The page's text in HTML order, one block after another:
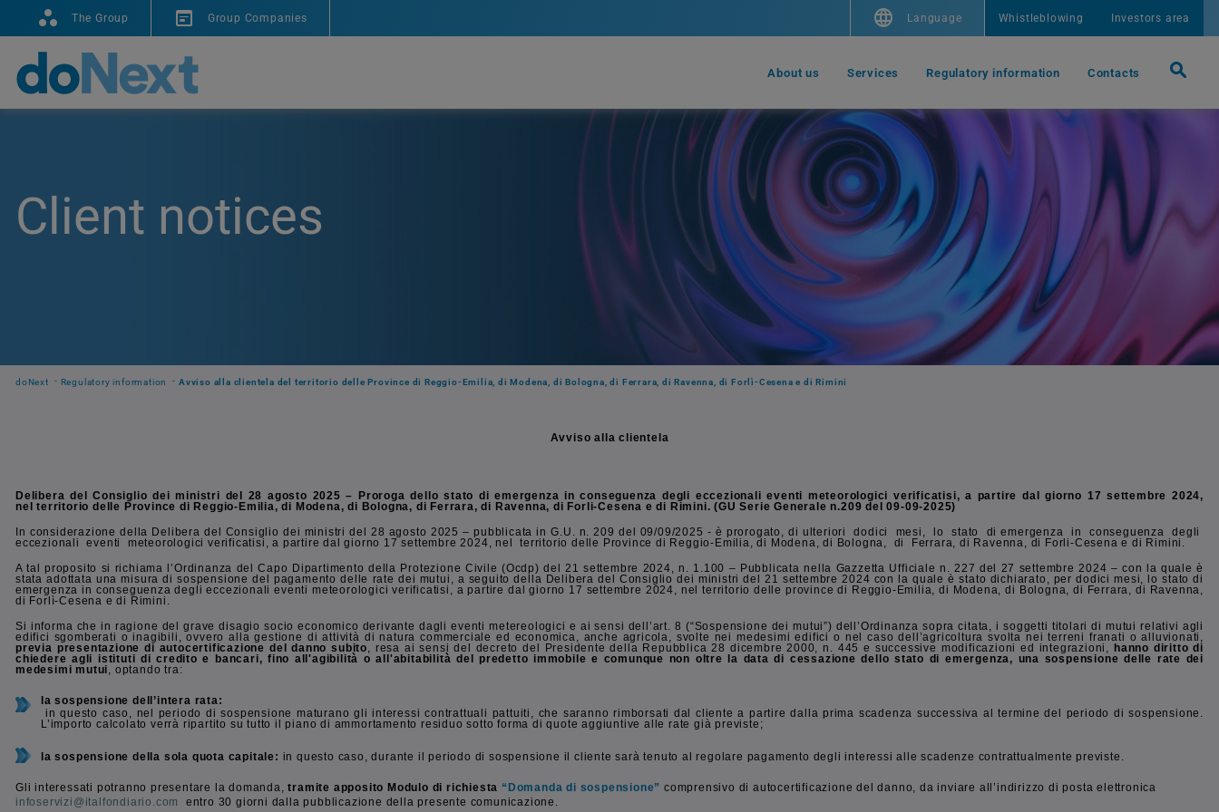
The Group Group Companies Language Whistleblowing Investors area
About us Services Regulatory information Contacts
Client notices
doNext Regulatory information Avviso alla clientela del territorio delle Province di Reggio-Emilia, di Modena, di Bologna, di Ferrara, di Ravenna, di Forlì-Cesena e di Rimini
Avviso alla clientela
Delibera del Consiglio dei ministri del 28 agosto 2025 – Proroga dello stato di emergenza in conseguenza degli eccezionali eventi meteorologici verificatisi, a partire dal giorno 17 settembre 2024,
nel territorio delle Province di Reggio-Emilia, di Modena, di Bologna, di Ferrara, di Ravenna, di Forli-Cesena e di Rimini. (GU Serie Generale n.209 del 09-09-2025)
In considerazione della Delibera del Consiglio dei ministri del 28 agosto 2025 – pubblicata in G.U. n. 209 del 09/09/2025 - è prorogato, di ulteriori dodici mesi, lo stato di emergenza in conseguenza degli
eccezionali eventi meteorologici verificatisi, a partire dal giorno 17 settembre 2024, nel territorio delle Province di Reggio-Emilia, di Modena, di Bologna, di Ferrara, di Ravenna, di Forli-Cesena e di Rimini.
A tal proposito si richiama l’Ordinanza del Capo Dipartimento della Protezione Civile (Ocdp) del 21 settembre 2024, n. 1.100 – Pubblicata nella Gazzetta Ufficiale n. 227 del 27 settembre 2024 – con la quale è
stata adottata una misura di sospensione del pagamento delle rate dei mutui, a seguito della Delibera del Consiglio dei ministri del 21 settembre 2024 con la quale è stato dichiarato, per dodici mesi, lo stato di
emergenza in conseguenza degli eccezionali eventi meteorologici verificatisi, a partire dal giorno 17 settembre 2024, nel territorio delle province di Reggio-Emilia, di Modena, di Bologna, di Ferrara, di Ravenna,
di Forlì-Cesena e di Rimini.
Si informa che in ragione del grave disagio socio economico derivante dagli eventi metereologici e ai sensi dell’art. 8 (“Sospensione dei mutui”) dell’Ordinanza sopra citata, i soggetti titolari di mutui relativi agli
edifici sgomberati o inagibili, ovvero alla gestione di attività di natura commerciale ed economica, anche agricola, svolte nei medesimi edifici o nel caso dell’agricoltura svolta nei terreni franati o alluvionati,
previa presentazione di autocertificazione del danno subito, resa ai sensi del decreto del Presidente della Repubblica 28 dicembre 2000, n. 445 e successive modificazioni ed integrazioni, hanno diritto di
chiedere agli istituti di credito e bancari, fino all'agibilità o all'abitabilità del predetto immobile e comunque non oltre la data di cessazione dello stato di emergenza, una sospensione delle rate dei
medesimi mutui, optando tra:
la sospensione dell’intera rata:
in questo caso, nel periodo di sospensione maturano gli interessi contrattuali pattuiti, che saranno rimborsati dal cliente a partire dalla prima scadenza successiva al termine del periodo di sospensione.
L’importo calcolato verrà ripartito su tutto il piano di ammortamento residuo sotto forma di quote aggiuntive alle rate già previste;
la sospensione della sola quota capitale: in questo caso, durante il periodo di sospensione il cliente sarà tenuto al regolare pagamento degli interessi alle scadenze contrattualmente previste.
Gli interessati potranno presentare la domanda,tramite apposito Modulo di richiesta “Domanda di sospensione” comprensivo di autocertificazione del danno, da inviare all’indirizzo di posta elettronica
infoservizi@italfondiario.com
entro 30 giorni dalla pubblicazione della presente comunicazione.